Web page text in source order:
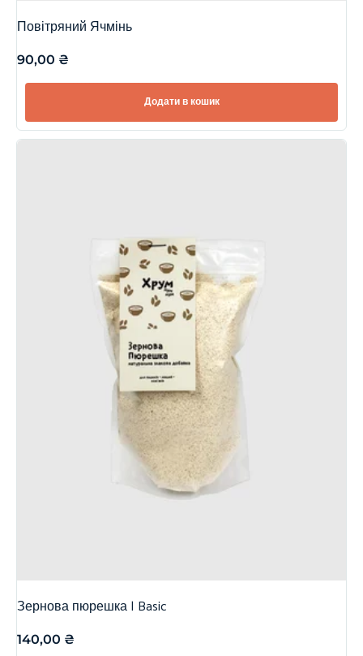
Повітряний Ячмінь
90,00 ₴
Додати в кошик
Зернова пюрешка | Basic
140,00 ₴